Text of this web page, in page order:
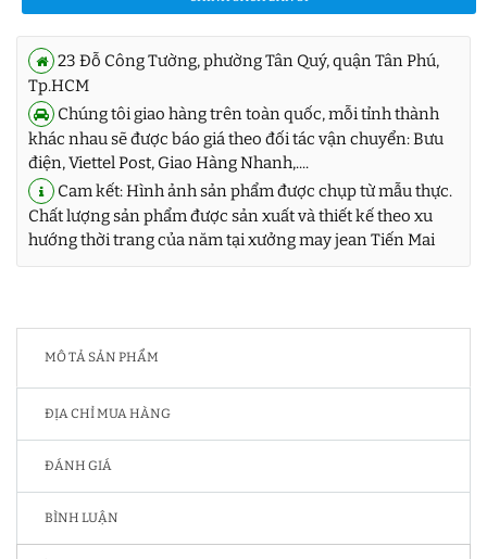
23 Đỗ Công Tường, phường Tân Quý, quận Tân Phú,
Tp.HCM
Chúng tôi giao hàng trên toàn quốc, mỗi tỉnh thành
khác nhau sẽ được báo giá theo đối tác vận chuyển: Bưu
điện, Viettel Post, Giao Hàng Nhanh,....
Cam kết: Hình ảnh sản phẩm được chụp từ mẫu thực.
Chất lượng sản phẩm được sản xuất và thiết kế theo xu
hướng thời trang của năm tại xưởng may jean Tiến Mai
MÔ TẢ SẢN PHẨM
ĐỊA CHỈ MUA HÀNG
ĐÁNH GIÁ
BÌNH LUẬN